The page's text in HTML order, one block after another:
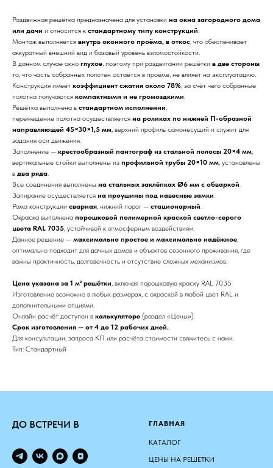
Раздвижная решётка предназначена для установки на окна загородного дома
или дачи и относится к стандартному типу конструкций.
Монтаж выполняется внутрь оконного проёма, в откос, что обеспечивает
аккуратный внешний вид и базовый уровень взломостойкости.
В данном случае окно глухое, поэтому при раздвигании решётки в две стороны
то, что часть собранных полотен остаётся в проёме, не влияет на эксплуатацию.
Конструкция имеет коэффициент сжатия около 78%, за счёт чего собранные
полотна получаются компактными и не громоздкими.
Решётка выполнена в стандартном исполнении:
перемещение полотна осуществляется на роликах по нижней П-образной
направляющей 45×30×1,5 мм, верхний профиль самонесущий и служит для
задания оси движения.
Заполнение — крестообразный пантограф из стальной полосы 20×4 мм,
вертикальные стойки выполнены из профильной трубы 20×10 мм, установлены
в два ряда.
Все соединения выполнены на стальных заклёпках Ø6 мм с обваркой.
Запирание осуществляется на проушины под навесные замки.
Рама конструкции сварная, нижний порог — стационарный.
Окраска выполнена порошковой полимерной краской светло-серого
цвета RAL 7035, устойчивой к атмосферным воздействиям.
Данное решение — максимально простое и максимально надёжное,
оптимально подходит для дачных домов и объектов сезонного проживания, где
важны практичность, долговечность и отсутствие сложных механизмов.
Цена указана за 1 м² решётки, включая порошковую краску RAL 7035
Изготовление возможно в любых размерах, с окраской в любой цвет RAL и
дополнительными опциями.
Онлайн расчёт доступен в калькуляторе (раздел «Цены»).
Срок изготовления — от 4 до 12 рабочих дней.
Для консультации, запроса КП или расчёта стоимости свяжитесь с нами.
Тип: Стандартный
ДО ВСТРЕЧИ В ГЛАВНАЯ
КАТАЛОГ
ЦЕНЫ НА РЕШЕТКИ